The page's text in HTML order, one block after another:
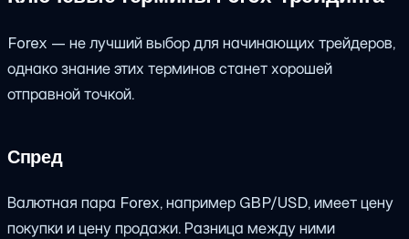
Forex — не лучший выбор для начинающих трейдеров,
однако знание этих терминов станет хорошей
отправной точкой.
Спред
Валютная пара Forex, например GBP/USD, имеет цену
покупки и цену продажи. Разница между ними